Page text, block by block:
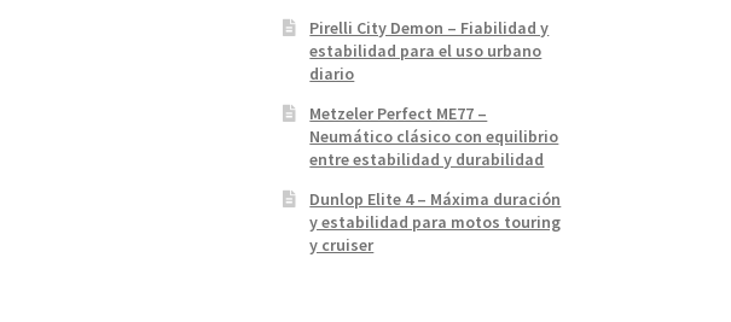
Pirelli City Demon – Fiabilidad y
estabilidad para el uso urbano
diario
Metzeler Perfect ME77 –
Neumático clásico con equilibrio
entre estabilidad y durabilidad
Dunlop Elite 4 – Máxima duración
y estabilidad para motos touring
y cruiser